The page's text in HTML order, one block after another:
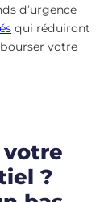
d’urgence
qui réduiront
votre
votre
?